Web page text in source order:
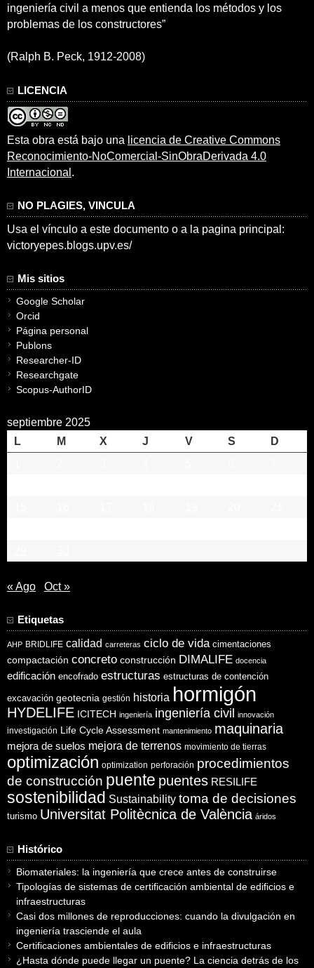
ingeniería civil a menos que entienda los métodos y los
problemas de los constructores”
(Ralph B. Peck, 1912-2008)
LICENCIA
Esta obra está bajo una licencia de Creative Commons
Reconocimiento-NoComercial-SinObraDerivada 4.0
Internacional .
NO PLAGIES, VINCULA
Usa el vínculo a este documento o a la pagina principal:
victoryepes.blogs.upv.es/
Mis sitios
Google Scholar
Orcid
Página personal
Publons
Researcher-ID
Researchgate
Scopus-AuthorID
septiembre 2025
L
M X J V S
D
« Ago Oct »
Etiquetas
AHP BRIDLIFE calidad carreteras ciclo de vida cimentaciones
compactación concreto construcción DIMALIFE docencia
edificación encofrado estructuras estructuras de contención
excavación geotecnia gestión historia hormigón
HYDELIFE ICITECH ingeniería ingeniería civil innovación
investigación Life Cycle Assessment mantenimiento maquinaria
mejora de suelos mejora de terrenos movimiento de tierras
optimización optimization perforación procedimientos
de construcción puente puentes RESILIFE
sostenibilidad Sustainability toma de decisiones
turismo Universitat Politècnica de València áridos
Histórico
Biomateriales: la ingeniería que crece antes de construirse
Tipologías de sistemas de certificación ambiental de edificios e
infraestructuras
Casi dos millones de reproducciones: cuando la divulgación en
ingeniería trasciende el aula
Certificaciones ambientales de edificios e infraestructuras
¿Hasta dónde puede llegar un puente? La ciencia detrás de los